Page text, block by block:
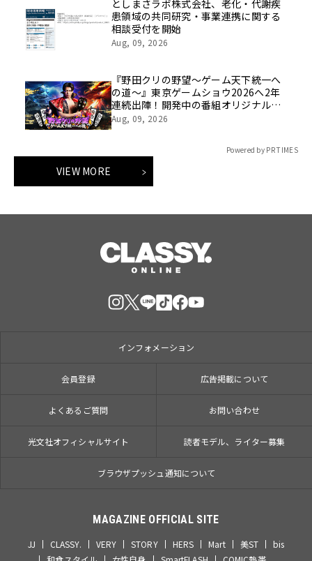
としまさラボ株式会社、老化・代謝疾
患領域の共同研究・事業連携に関する
相談受付を開始
Aug, 09, 2026
『野田クリの野望～ゲーム天下統一へ
の道～』東京ゲームショウ2026へ2年
連続出陣！開発中の番組オリジナルゲ
ームを世界最速体験！失敗したら即
Aug, 09, 2026
Powered by PR TIMES
VIEW MORE
インフォメーション
会員登録 広告掲載について
よくあるご質問 お問い合わせ
光文社オフィシャルサイト 読者モデル、ライター募集
ブラウザプッシュ通知について
MAGAZINE OFFICIAL SITE
JJ CLASSY. VERY STORY HERS Mart 美ST
bis